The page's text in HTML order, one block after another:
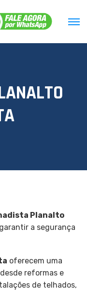
ANALTO
A
Planalto
a segurança
oferecem uma
reformas e
de telhados,